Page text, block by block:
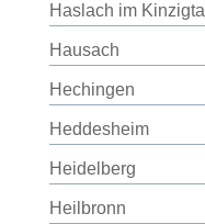
Haslach im Kinzigtal
Hausach
Hechingen
Heddesheim
Heidelberg
Heilbronn